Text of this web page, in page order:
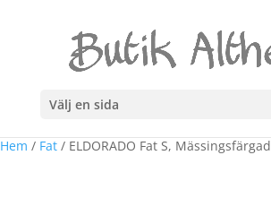
Välj en sida
Hem / Fat / ELDORADO Fat S, Mässingsfärgad